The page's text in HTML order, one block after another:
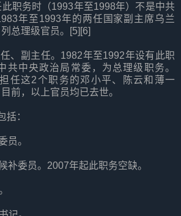
职务时（1993年至1998年）不是中共
年至1993年的两任国家副主席乌兰
总理级官员。[5][6]
、副主任。1982年至1992年设有此职
共中央政治局常委，为总理级职务。
任这2个职务的邓小平、陈云和薄一
前，以上官员均已去世。
括：
员。
补委员。2007年起此职务空缺。